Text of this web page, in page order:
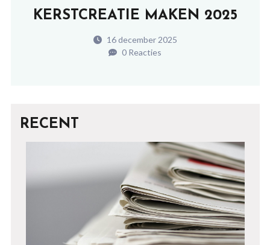
KERSTCREATIE MAKEN 2025
16 december 2025
0 Reacties
RECENT